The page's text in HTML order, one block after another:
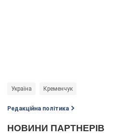
Україна Кременчук
Редакційна політика